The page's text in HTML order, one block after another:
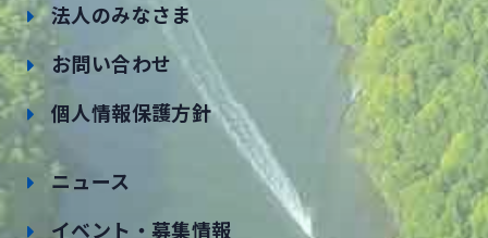
法人のみなさま
お問い合わせ
個人情報保護方針
ニュース
イベント・募集情報